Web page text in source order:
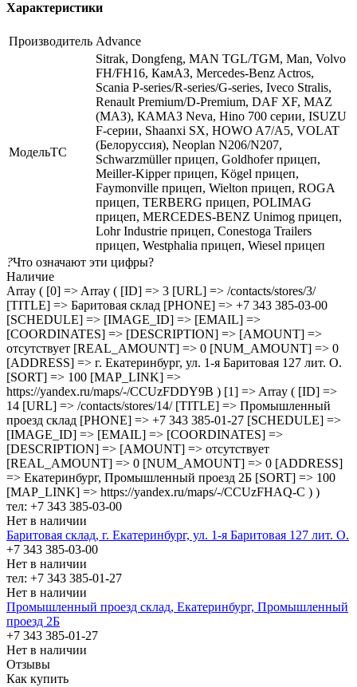
Характеристики
Производитель Advance
МодельТС
Sitrak, Dongfeng, MAN TGL/TGM, Man, Volvo
FH/FH16, КамАЗ, Mercedes-Benz Actros,
Scania P-series/R-series/G-series, Iveco Stralis,
Renault Premium/D-Premium, DAF XF, MAZ
(МАЗ), КАМАЗ Neva, Hino 700 серии, ISUZU
F-серии, Shaanxi SX, HOWO A7/A5, VOLAT
(Белоруссия), Neoplan N206/N207,
Schwarzmüller прицеп, Goldhofer прицеп,
Meiller-Kipper прицеп, Kögel прицеп,
Faymonville прицеп, Wielton прицеп, ROGA
прицеп, TERBERG прицеп, POLIMAG
прицеп, MERCEDES-BENZ Unimog прицеп,
Lohr Industrie прицеп, Conestoga Trailers
прицеп, Westphalia прицеп, Wiesel прицеп
?Что означают эти цифры?
Наличие
Array ( [0] => Array ( [ID] => 3 [URL] => /contacts/stores/3/
[TITLE] => Баритовая склад [PHONE] => +7 343 385-03-00
[SCHEDULE] => [IMAGE_ID] => [EMAIL] =>
[COORDINATES] => [DESCRIPTION] => [AMOUNT] =>
отсутствует [REAL_AMOUNT] => 0 [NUM_AMOUNT] => 0
[ADDRESS] => г. Екатеринбург, ул. 1-я Баритовая 127 лит. О.
[SORT] => 100 [MAP_LINK] =>
https://yandex.ru/maps/-/CCUzFDDY9B ) [1] => Array ( [ID] =>
14 [URL] => /contacts/stores/14/ [TITLE] => Промышленный
проезд cклад [PHONE] => +7 343 385-01-27 [SCHEDULE] =>
[IMAGE_ID] => [EMAIL] => [COORDINATES] =>
[DESCRIPTION] => [AMOUNT] => отсутствует
[REAL_AMOUNT] => 0 [NUM_AMOUNT] => 0 [ADDRESS]
=> Екатеринбург, Промышленный проезд 2Б [SORT] => 100
[MAP_LINK] => https://yandex.ru/maps/-/CCUzFHAQ-C ) )
тел: +7 343 385-03-00
Нет в наличии
Баритовая склад, г. Екатеринбург, ул. 1-я Баритовая 127 лит. О.
+7 343 385-03-00
Нет в наличии
тел: +7 343 385-01-27
Нет в наличии
Промышленный проезд cклад, Екатеринбург, Промышленный
проезд 2Б
+7 343 385-01-27
Нет в наличии
Отзывы
Как купить